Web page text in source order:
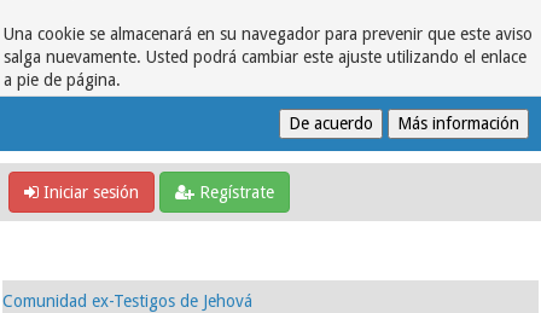
Una cookie se almacenará en su navegador para prevenir que este aviso
salga nuevamente. Usted podrá cambiar este ajuste utilizando el enlace
a pie de página.
Iniciar sesión Regístrate
Comunidad ex-Testigos de Jehová